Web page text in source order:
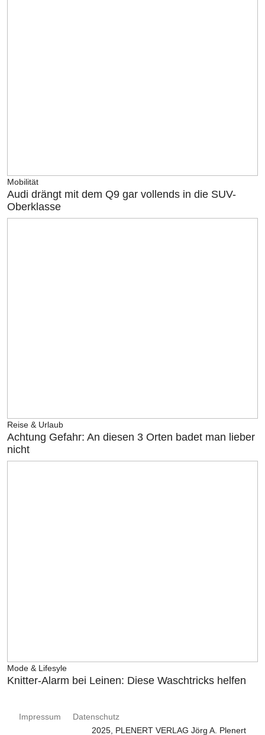
Mobilität
Audi drängt mit dem Q9 gar vollends in die SUV-
Oberklasse
Reise & Urlaub
Achtung Gefahr: An diesen 3 Orten badet man lieber
nicht
Mode & Lifesyle
Knitter-Alarm bei Leinen: Diese Waschtricks helfen
Impressum
Datenschutz
2025, PLENERT VERLAG Jörg A. Plenert